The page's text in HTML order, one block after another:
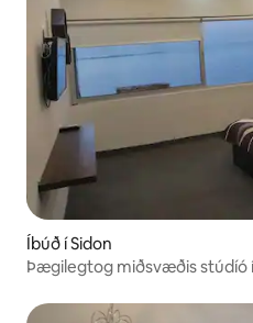
Íbúð í Sidon
Þægilegtog miðsvæðis stúdíó